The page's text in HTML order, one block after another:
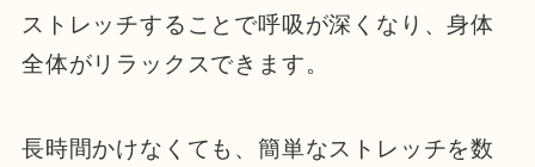
ストレッチすることで呼吸が深くなり、身体
全体がリラックスできます。
長時間かけなくても、簡単なストレッチを数